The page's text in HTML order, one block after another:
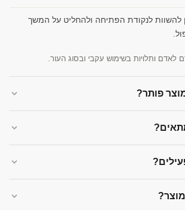
להשוות לנקודת הפתיחה ולהחליט על המשך
ותלויות בשימוש עקבי ובסוג העור.
פותר?